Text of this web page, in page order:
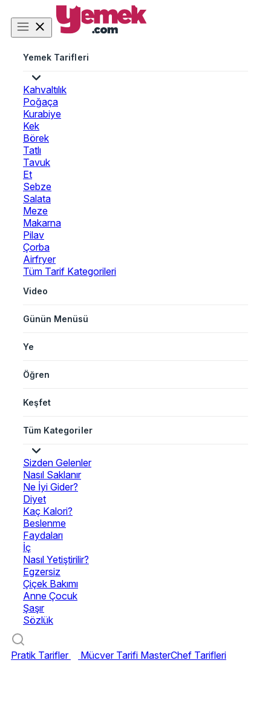
Yemek Tarifleri
Kahvaltılık
Poğaça
Kurabiye
Kek
Börek
Tatlı
Tavuk
Et
Sebze
Salata
Meze
Makarna
Pilav
Çorba
Airfryer
Tüm Tarif Kategorileri
Video
Günün Menüsü
Ye
Öğren
Keşfet
Tüm Kategoriler
Sizden Gelenler
Nasıl Saklanır
Ne İyi Gider?
Diyet
Kaç Kalori?
Beslenme
Faydaları
İç
Nasıl Yetiştirilir?
Egzersiz
Çiçek Bakımı
Anne Çocuk
Şaşır
Sözlük
Pratik Tarifler Mücver Tarifi MasterChef Tarifleri